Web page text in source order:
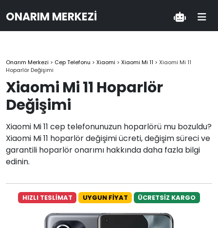
ONARIM MERKEZI
Onarım Merkezi > Cep Telefonu > Xiaomi > Xiaomi Mi 11 > Xiaomi Mi 11
Hoparlör Değişimi
Xiaomi Mi 11 Hoparlör
Değişimi
Xiaomi Mi 11 cep telefonunuzun hoparlörü mu bozuldu?
Xiaomi Mi 11 hoparlör değişimi ücreti, değişim süreci ve
garantili hoparlör onarımı hakkında daha fazla bilgi
edinin.
HIZLI TESLİMAT UYGUN FİYAT ÜCRETSİZ KARGO